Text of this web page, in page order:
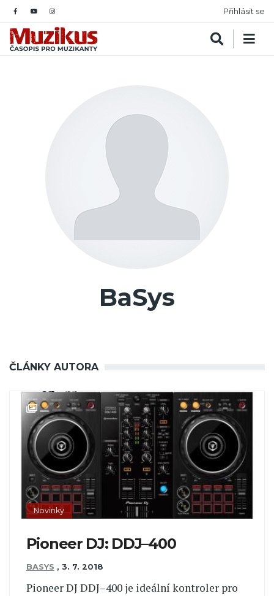
Přihlásit se
BaSys
ČLÁNKY AUTORA
Novinky
Pioneer DJ: DDJ–400
BASYS , 3. 7. 2018
Pioneer DJ DDJ–400 je ideální kontroler pro